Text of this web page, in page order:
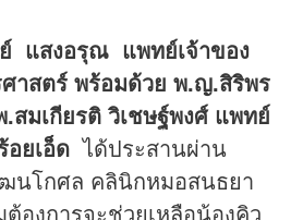
แสงอรุณ แพทย์เจ้าของ
าสตร์ พร้อมด้วย พ.ญ.สิริพร
มเกียรติ วิเชษฐ์พงศ์ แพทย์
อยเอ็ด ได้ประสานผ่าน
นโกศล คลินิกหมอสนธยา
องการจะช่วยเหลือน้องคิว